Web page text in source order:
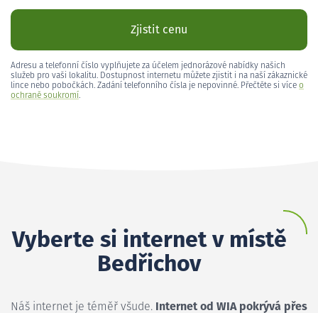
Zjistit cenu
Adresu a telefonní číslo vyplňujete za účelem jednorázové nabídky našich
služeb pro vaši lokalitu. Dostupnost internetu můžete zjistit i na naší zákaznické
lince nebo pobočkách. Zadání telefonního čísla je nepovinné. Přečtěte si více o
ochraně soukromí.
Vyberte si internet v místě
Bedřichov
Náš internet je téměř všude. Internet od WIA pokrývá přes